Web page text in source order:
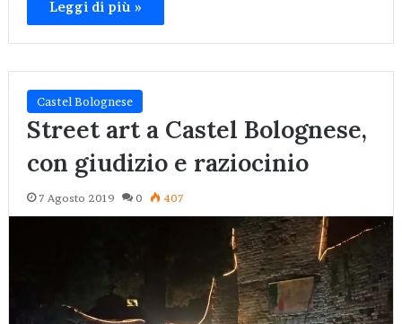
Leggi di più »
Castel Bolognese
Street art a Castel Bolognese,
con giudizio e raziocinio
7 Agosto 2019 0 407